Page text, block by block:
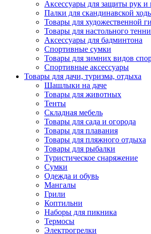
Аксессуары для защиты рук и
Палки для скандинавской
Товары для художественной
Товары для настольного
Аксессуары для бадминтона
Спортивные сумки
Товары для зимних видов
Спортивные аксессуары
Товары для дачи, туризма, отдыха
Шашлыки на даче
Товары для животных
Тенты
Складная мебель
Товары для сада и огорода
Товары для плавания
Товары для пляжного отдыха
Товары для рыбалки
Туристическое снаряжение
Сумки
Одежда и обувь
Мангалы
Грили
Коптильни
Наборы для пикника
Термосы
Электрогрелки